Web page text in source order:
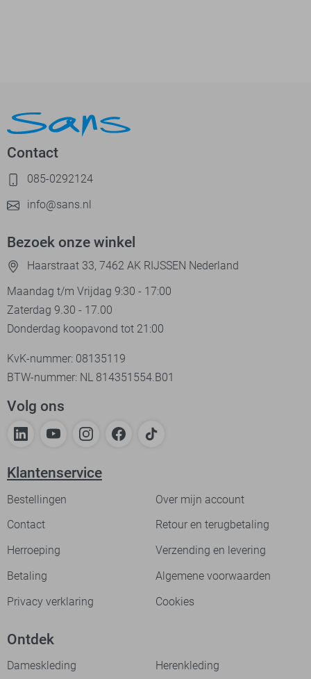
Contact
085-0292124
info@sans.nl
Bezoek onze winkel
Haarstraat 33, 7462 AK RIJSSEN Nederland
Maandag t/m Vrijdag 9:30 - 17:00
Zaterdag 9.30 - 17.00
Donderdag koopavond tot 21:00
KvK-nummer: 08135119
BTW-nummer: NL 814351554.B01
Volg ons
Klantenservice
Bestellingen
Over mijn account
Contact
Retour en terugbetaling
Herroeping
Verzending en levering
Betaling
Algemene voorwaarden
Privacy verklaring
Cookies
Ontdek
Dameskleding
Herenkleding